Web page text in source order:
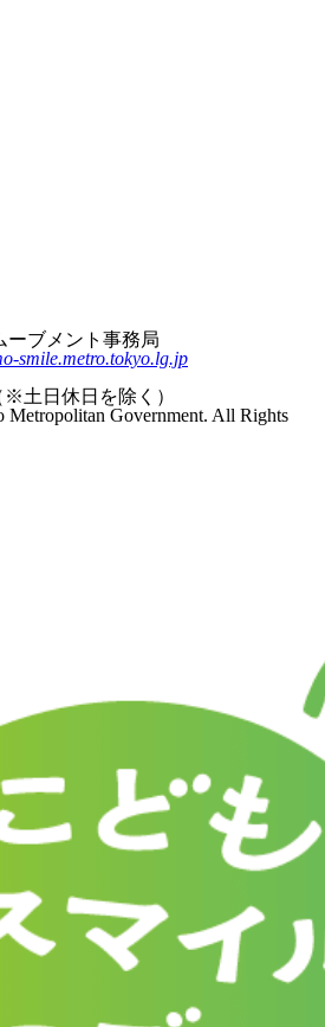
ーブメント事務局
smile.metro.tokyo.lg.jp
※土日休日を除く）
Government. All Rights